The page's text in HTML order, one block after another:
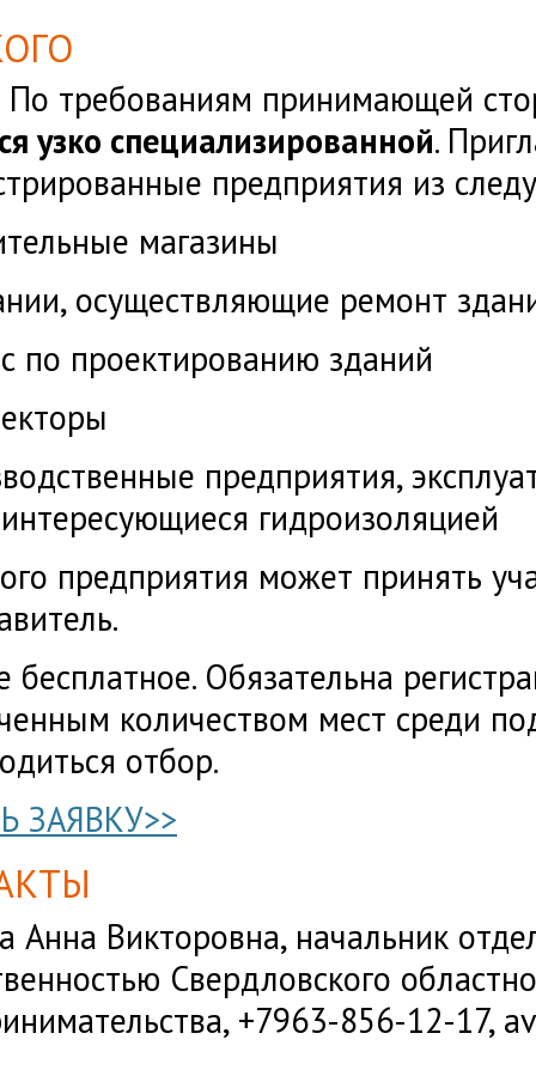
требованиям принимающей
узко специализированной.
предприятия из
магазины
осуществляющие ремонт
по проектированию зданий
предприятия,
гидроизоляцией
предприятия может принять
бесплатное. Обязательна
количеством мест среди
отбор.
ЗАЯВКУ>>
Анна Викторовна, начальник
Свердловского
+7963-856-12-17,